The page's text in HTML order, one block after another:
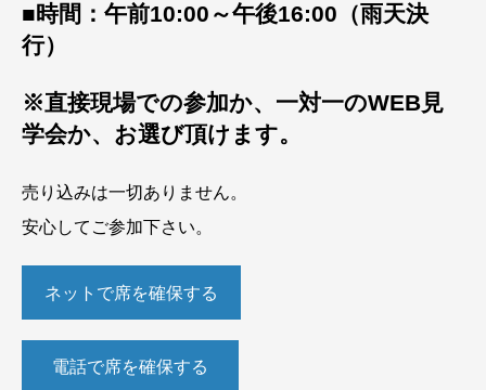
■時間：午前10:00～午後16:00（雨天決
行）
※直接現場での参加か、一対一のWEB見
学会か、お選び頂けます。
売り込みは一切ありません。
安心してご参加下さい。
ネットで席を確保する
電話で席を確保する